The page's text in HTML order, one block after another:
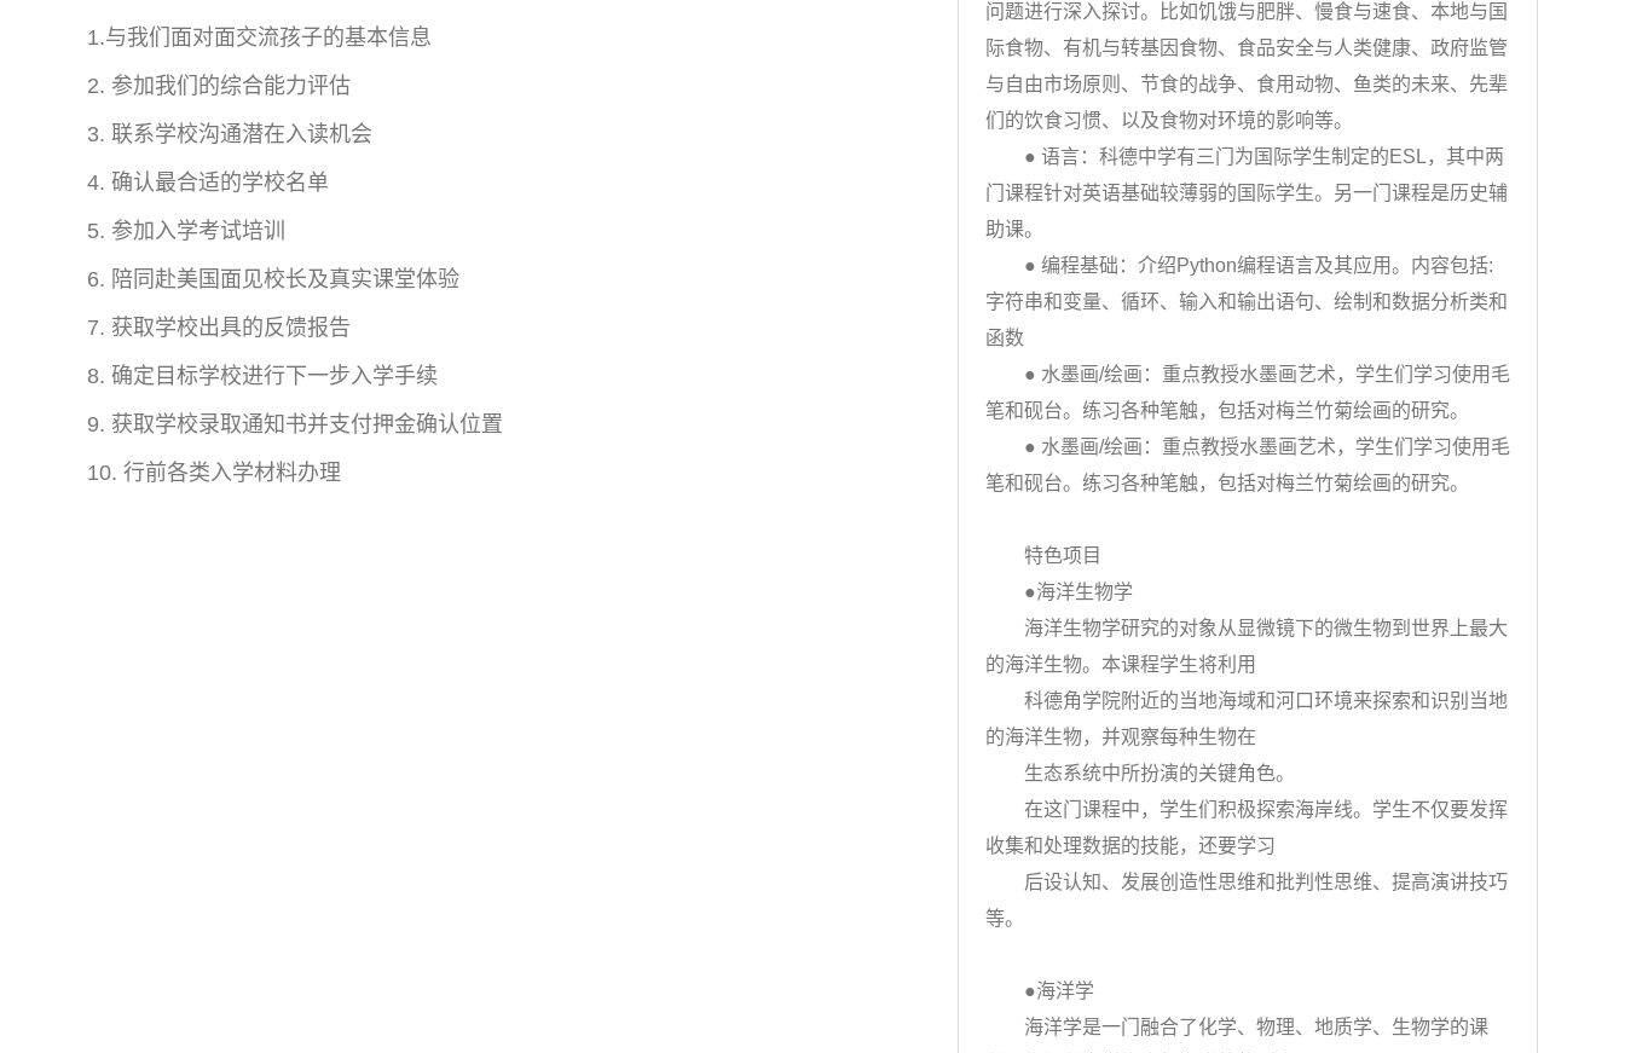
1.与我们面对面交流孩子的基本信息
2. 参加我们的综合能力评估
3. 联系学校沟通潜在入读机会
4. 确认最合适的学校名单
5. 参加入学考试培训
6. 陪同赴美国面见校长及真实课堂体验
7. 获取学校出具的反馈报告
8. 确定目标学校进行下一步入学手续
9. 获取学校录取通知书并支付押金确认位置
10. 行前各类入学材料办理
问题进行深入探讨。比如饥饿与肥胖、慢食与速食、本地与国
际食物、有机与转基因食物、食品安全与人类健康、政府监管
与自由市场原则、节食的战争、食用动物、鱼类的未来、先辈
们的饮食习惯、以及食物对环境的影响等。
● 语言：科德中学有三门为国际学生制定的ESL，其中两
门课程针对英语基础较薄弱的国际学生。另一门课程是历史辅
助课。
● 编程基础：介绍Python编程语言及其应用。内容包括:
字符串和变量、循环、输入和输出语句、绘制和数据分析类和
函数
● 水墨画/绘画：重点教授水墨画艺术，学生们学习使用毛
笔和砚台。练习各种笔触，包括对梅兰竹菊绘画的研究。
● 水墨画/绘画：重点教授水墨画艺术，学生们学习使用毛
笔和砚台。练习各种笔触，包括对梅兰竹菊绘画的研究。
特色项目
●海洋生物学
海洋生物学研究的对象从显微镜下的微生物到世界上最大
的海洋生物。本课程学生将利用
科德角学院附近的当地海域和河口环境来探索和识别当地
的海洋生物，并观察每种生物在
生态系统中所扮演的关键角色。
在这门课程中，学生们积极探索海岸线。学生不仅要发挥
收集和处理数据的技能，还要学习
后设认知、发展创造性思维和批判性思维、提高演讲技巧
等。
●海洋学
海洋学是一门融合了化学、物理、地质学、生物学的课